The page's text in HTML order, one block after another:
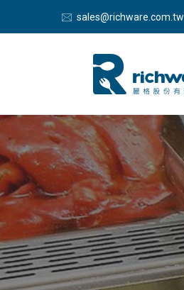
sales@richware.com.tw